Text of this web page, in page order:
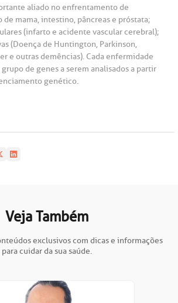
Paulista
aliado no enfrentamento de
de mama, intestino, pâncreas e próstata;
(infarto e acidente vascular cerebral);
(Doença de Huntington, Parkinson,
e outras demências). Cada enfermidade
grupo de genes a serem analisados a partir
genético.
Veja Também
exclusivos com dicas e informações
para cuidar da sua saúde.